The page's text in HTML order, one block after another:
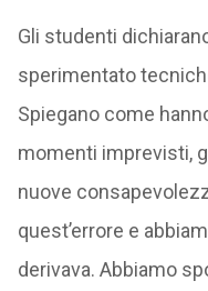
Gli studenti
sperimentato
Spiegano come
momenti imprevisti,
nuove
quest’errore e
derivava. Abbiamo